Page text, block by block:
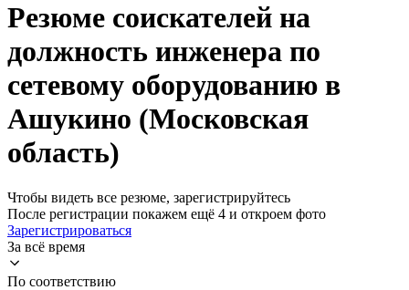
Резюме соискателей на
должность инженера по
сетевому оборудованию в
Ашукино (Московская
область)
Чтобы видеть все резюме, зарегистрируйтесь
После регистрации покажем ещё 4 и откроем фото
Зарегистрироваться
За всё время
По соответствию